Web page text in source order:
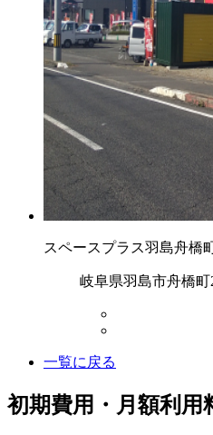
スペースプラス羽島舟橋
岐阜県羽島市舟橋町
一覧に戻る
初期費用・月額利用